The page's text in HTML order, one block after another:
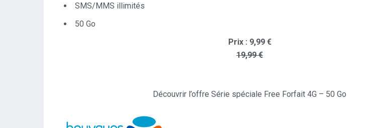
SMS/MMS illimités
50 Go
Prix : 9,99 €
19,99 €
Découvrir l’offre Série spéciale Free Forfait 4G – 50 Go